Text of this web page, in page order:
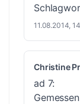
11.08.2014,
Christine
ad 7: